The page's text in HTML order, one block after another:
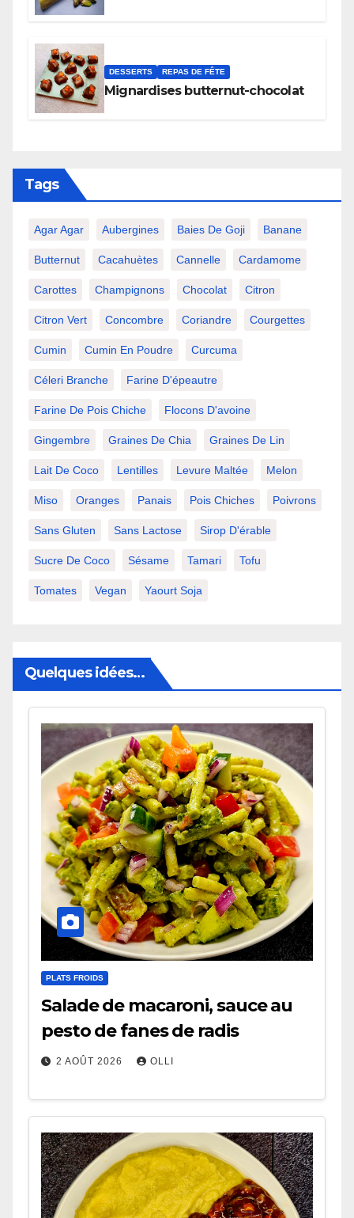
DESSERTS REPAS DE FÊTE
Mignardises butternut-chocolat
Tags
Agar Agar Aubergines Baies De Goji Banane
Butternut Cacahuètes Cannelle Cardamome
Carottes Champignons Chocolat Citron
Citron Vert Concombre Coriandre Courgettes
Cumin Cumin En Poudre Curcuma
Céleri Branche Farine D'épeautre
Farine De Pois Chiche Flocons D'avoine
Gingembre Graines De Chia Graines De Lin
Lait De Coco Lentilles Levure Maltée Melon
Miso Oranges Panais Pois Chiches Poivrons
Sans Gluten Sans Lactose Sirop D'érable
Sucre De Coco Sésame Tamari Tofu
Tomates Vegan Yaourt Soja
Quelques idées…
PLATS FROIDS
Salade de macaroni, sauce au
pesto de fanes de radis
2 AOÛT 2026 OLLI